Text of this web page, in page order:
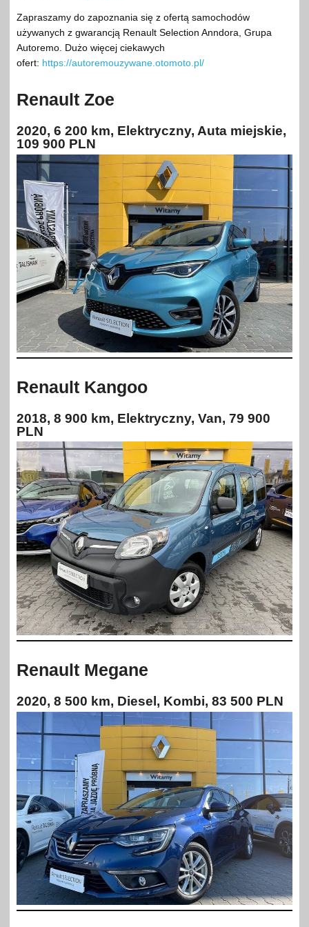
Zapraszamy do zapoznania się z ofertą samochodów
używanych z gwarancją Renault Selection Anndora, Grupa
Autoremo. Dużo więcej ciekawych
ofert: https://autoremouzywane.otomoto.pl/
Renault Zoe
2020, 6 200 km, Elektryczny, Auta miejskie,
109 900 PLN
Renault Kangoo
2018, 8 900 km, Elektryczny, Van, 79 900
PLN
Renault Megane
2020, 8 500 km, Diesel, Kombi, 83 500 PLN